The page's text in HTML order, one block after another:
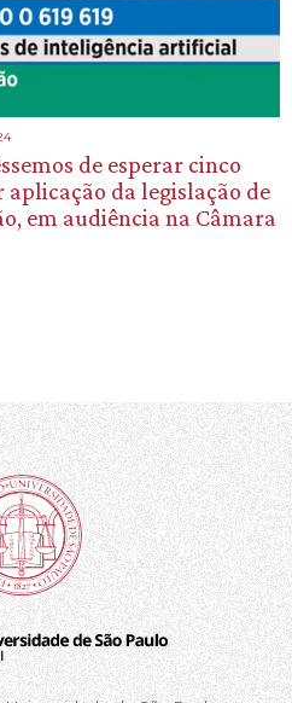
de esperar cinco
aplicação da legislação de
em audiência na Câmara